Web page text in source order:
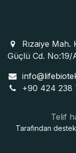
Rızaiye Mah.
Güçlü Cd. No:19/
+90 424 238
Telif
Tarafından